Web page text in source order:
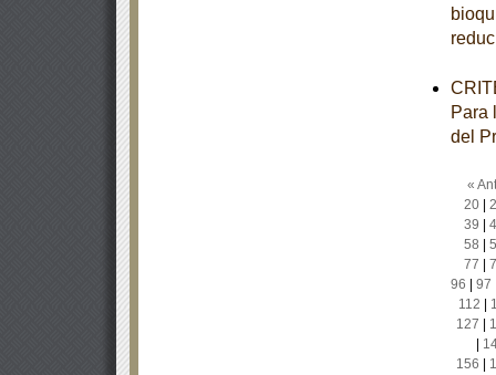
Para
del
«
20|
39
58
77
96
97
112
127
156